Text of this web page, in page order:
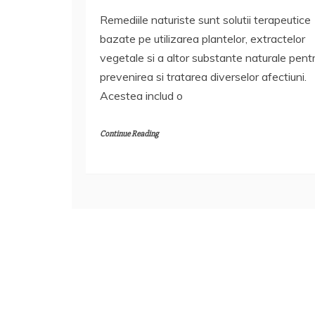
Remediile naturiste sunt solutii terapeutice
bazate pe utilizarea plantelor, extractelor
vegetale si a altor substante naturale
prevenirea si tratarea diverselor afectiuni.
Acestea includ o
Continue Reading